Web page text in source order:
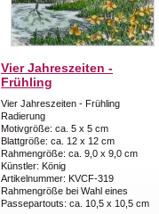
Vier Jahreszeiten -
Frühling
Vier Jahreszeiten - Frühling
Radierung
Motivgröße: ca. 5 x 5 cm
Blattgröße: ca. 12 x 12 cm
Rahmengröße: ca. 9,0 x 9,0 cm
Künstler: König
Artikelnummer: KVCF-319
Rahmengröße bei Wahl eines
Passepartouts: ca. 10,5 x 10,5 cm